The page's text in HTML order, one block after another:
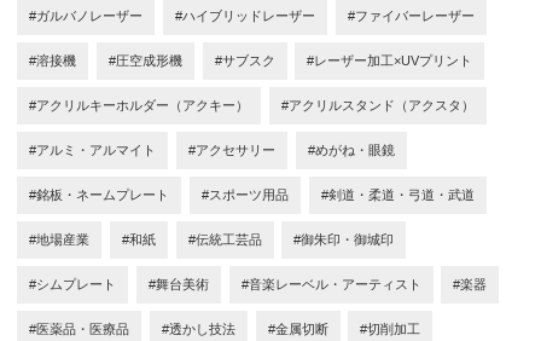
#ガルバノレーザー #ハイブリッドレーザー #ファイバーレーザー
#溶接機 #圧空成形機 #サブスク #レーザー加工×UVプリント
#アクリルキーホルダー（アクキー） #アクリルスタンド（アクスタ）
#アルミ・アルマイト #アクセサリー #めがね・眼鏡
#銘板・ネームプレート #スポーツ用品 #剣道・柔道・弓道・武道
#地場産業 #和紙 #伝統工芸品 #御朱印・御城印
#シムプレート #舞台美術 #音楽レーベル・アーティスト #楽器
#医薬品・医療品 #透かし技法 #金属切断 #切削加工